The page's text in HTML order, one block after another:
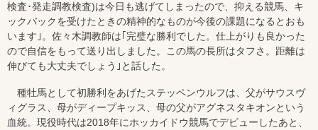
検査･発走調教検査)は今日も逃げてしまったので、抑える競馬、キ
ックバックを受けたときの精神的なものが今後の課題になるとおも
います｣。佐々木調教師は｢完璧な勝利でした。仕上がりも良かった
ので自信をもって送り出しました。この馬の長所はタフさ。距離は
伸びても大丈夫でしょう｣と話した。
種牡馬として初勝利をあげたステッペンウルフは、父がサウスヴ
ィグラス、母がディープキッス、母の父がアグネスタキオンという
血統。現役時代は2018年にホッカイドウ競馬でデビューしたあと、